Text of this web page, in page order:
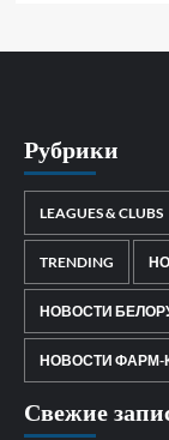
Рубрики
LEAGUES & CLUBS
TRENDING
НОВОСТИ
НОВОСТИ ФАРМ-
Свежие